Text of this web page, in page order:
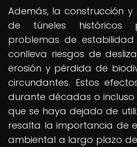
Además, la construcción
de túneles históricos
problemas de
conlleva riesgos de
erosión y pérdida de
circundantes. Estos
durante décadas o incluso
que se haya dejado de
resalta la importancia de
ambiental a largo plazo